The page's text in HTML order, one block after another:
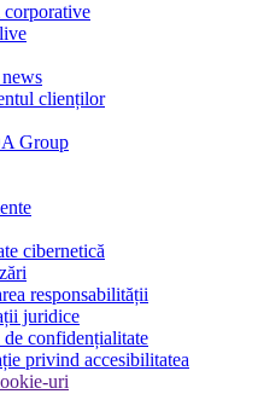
clienților
Group
cibernetică
responsabilității
juridice
confidențialitate
privind accesibilitatea
uri